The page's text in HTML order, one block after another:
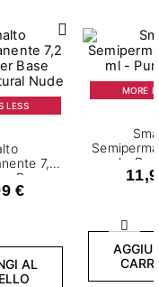
LESS
7,2
Base
Nude
€
AL
MORE
ml -